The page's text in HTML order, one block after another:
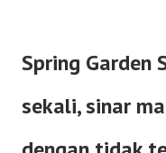
Spring Garden
sekali, sinar